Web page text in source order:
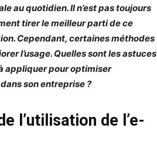
au quotidien. Il n’est pas toujours
tirer le meilleur parti de ce
Cependant, certaines méthodes
l’usage. Quelles sont les astuces
appliquer pour optimiser
son entreprise ?
l’utilisation de l’e-